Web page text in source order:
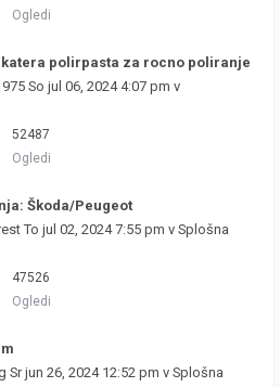
Ogledi
polirpasta za rocno poliranje
So jul 06, 2024 4:07 pm v
52487
Ogledi
Škoda/Peugeot
To jul 02, 2024 7:55 pm v Splošna
47526
Ogledi
Sr jun 26, 2024 12:52 pm v Splošna